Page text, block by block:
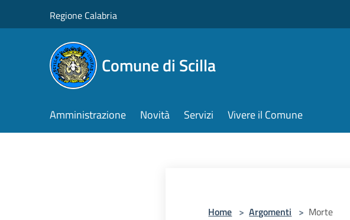
Regione Calabria
Comune di Scilla
Amministrazione Novità Servizi Vivere il Comune
Home > Argomenti > Morte